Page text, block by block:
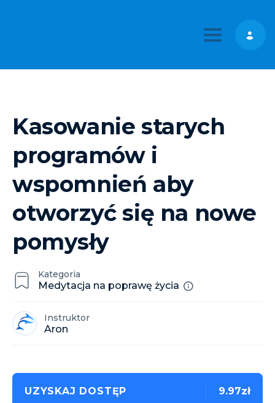
Toggle
Kategoria
Medytacja na poprawę życia
Instruktor
Aron
Kasowanie starych
programów i
wspomnień aby
otworzyć się na nowe
pomysły
UZYSKAJ DOSTĘP 9.97zł